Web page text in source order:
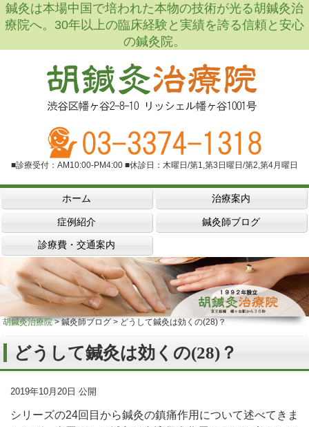
鍼灸は本場中国で培われた本物の技術が光る胡鍼灸治
療院へ。30年以上の臨床経験と実績を誇る信頼と安心
の鍼灸院。
■診療受付：AM10:00-PM4:00 ■休診日：木曜日/第1,第3日曜日/第2,第4月曜日
ホーム 治療案内
症例紹介 鍼灸師ブログ
診療費・交通案内
胡鍼灸治療院>鍼灸師ブログ> どうして鍼灸は効くの(28)？
どうして鍼灸は効くの(28)？
2019年10月20日 公開
シリーズの24回目から鍼灸の鎮痛作用について述べてきま